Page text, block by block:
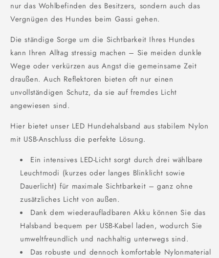
nur das Wohlbefinden des Besitzers, sondern auch das
Vergnügen des Hundes beim Gassi gehen.
Die ständige Sorge um die Sichtbarkeit Ihres Hundes
kann Ihren Alltag stressig machen – Sie meiden dunkle
Wege oder verkürzen aus Angst die gemeinsame Zeit
draußen. Auch Reflektoren bieten oft nur einen
unvollständigen Schutz, da sie auf fremdes Licht
angewiesen sind.
Hier bietet unser LED Hundehalsband aus stabilem Nylon
mit USB-Anschluss die perfekte Lösung.
Ein intensives LED-Licht sorgt durch drei wählbare
Leuchtmodi (kurzes oder langes Blinklicht sowie
Dauerlicht) für maximale Sichtbarkeit – ganz ohne
zusätzliches Licht von außen.
Dank dem wiederaufladbaren Akku können Sie das
Halsband bequem per USB-Kabel laden, wodurch Sie
umweltfreundlich und nachhaltig unterwegs sind.
Das robuste und dennoch komfortable Nylonmaterial